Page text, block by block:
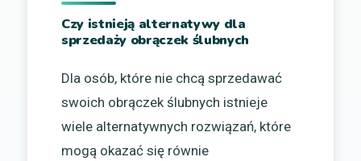
Czy istnieją alternatywy dla
sprzedaży obrączek ślubnych
Dla osób, które nie chcą sprzedawać
swoich obrączek ślubnych istnieje
wiele alternatywnych rozwiązań, które
mogą okazać się równie